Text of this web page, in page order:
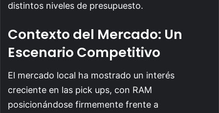
distintos niveles de presupuesto.
Contexto del Mercado: Un
Escenario Competitivo
El mercado local ha mostrado un interés
creciente en las pick ups, con RAM
posicionándose firmemente frente a